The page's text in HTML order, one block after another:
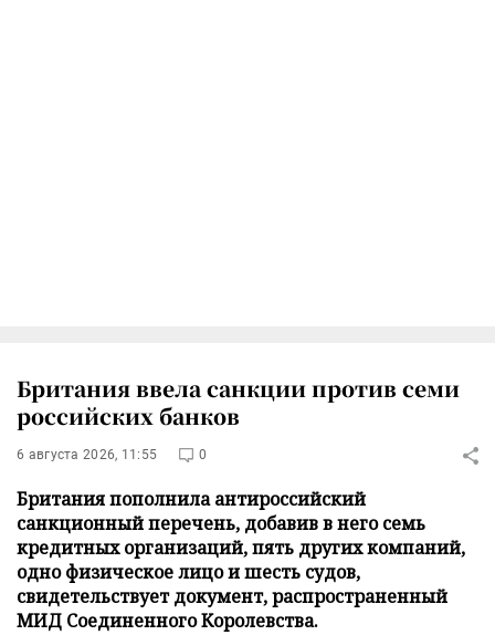
Британия ввела санкции против семи
российских банков
6 августа 2026, 11:55 0
Британия пополнила антироссийский
санкционный перечень, добавив в него семь
кредитных организаций, пять других компаний,
одно физическое лицо и шесть судов,
свидетельствует документ, распространенный
МИД Соединенного Королевства.